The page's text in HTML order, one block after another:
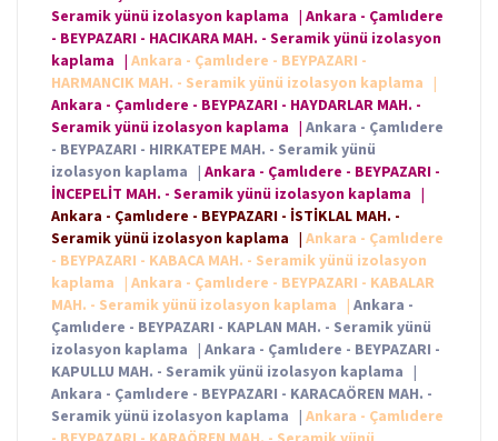
Seramik yünü izolasyon kaplama | Ankara - Çamlıdere
- BEYPAZARI - HACIKARA MAH. - Seramik yünü izolasyon
kaplama | Ankara - Çamlıdere - BEYPAZARI -
HARMANCIK MAH. - Seramik yünü izolasyon kaplama
|
Ankara - Çamlıdere - BEYPAZARI - HAYDARLAR MAH. -
Seramik yünü izolasyon kaplama | Ankara - Çamlıdere
- BEYPAZARI - HIRKATEPE MAH. - Seramik yünü
izolasyon kaplama | Ankara - Çamlıdere - BEYPAZARI -
İNCEPELİT MAH. - Seramik yünü izolasyon kaplama |
Ankara - Çamlıdere - BEYPAZARI - İSTİKLAL MAH. -
Seramik yünü izolasyon kaplama | Ankara - Çamlıdere
- BEYPAZARI - KABACA MAH. - Seramik yünü izolasyon
kaplama
| Ankara - Çamlıdere - BEYPAZARI - KABALAR
MAH. - Seramik yünü izolasyon kaplama
| Ankara -
Çamlıdere - BEYPAZARI - KAPLAN MAH. - Seramik yünü
izolasyon kaplama | Ankara - Çamlıdere - BEYPAZARI -
KAPULLU MAH. - Seramik yünü izolasyon kaplama |
Ankara - Çamlıdere - BEYPAZARI - KARACAÖREN MAH. -
Seramik yünü izolasyon kaplama | Ankara - Çamlıdere